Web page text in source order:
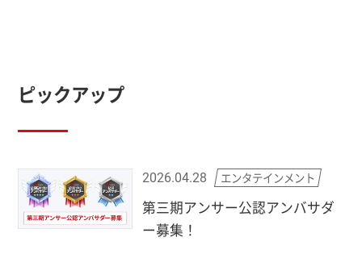
ピックアップ
2026.04.28 エンタテインメント
第三期アンサー公認アンバサダ
ー募集！